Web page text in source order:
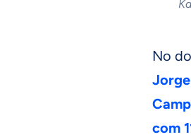
No
Jorge
com